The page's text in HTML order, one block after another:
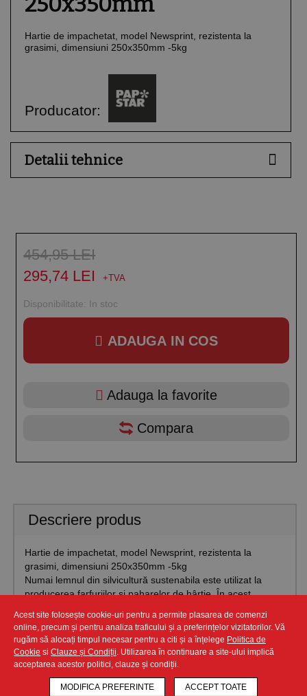
Acest site folosește cookie-uri pentru a permite plasarea de comenzi
online, precum și pentru analiza traficului și a preferințelor vizitatorilor. Vă
rugăm să alocați timpul necesar pentru a citi și a înțelege Politica de
Cookie si Clauze și Condiții. Utilizarea în continuare a site-ului implică
acceptarea acestor politici, clauze și condiții.
MODIFICA PREFERINTE ACCEPT TOATE
Hartie de impachetat, model Newsprint, rezistenta la
grasimi, dimensiuni 250x350mm -5kg
Producator:
Detalii tehnice
454,95 LEI
295,74 LEI
Disponibilitate: In stoc
ADAUGA IN COS
Adauga la favorite
Compara
Descriere produs
Hartie de impachetat, model Newsprint, rezistenta la
grasimi, dimensiuni 250x350mm -5kg
Numai lemnul din silvicultură sustenabila este utilizat la
producerea farfuriilor și paharelor de hârtie. În acest
pădurilor, tot lemnul ce este taiat pentru producerea de
farfurii si pahare din carton este replantat si ingrijit pentru a
mentine balanta naturala. De asemenea, lemnul folosit in
timpul productiei este obtinut in urma procesului de
toaletare necesar pentru dezvoltarea si regenerarea
propice a padurilor.